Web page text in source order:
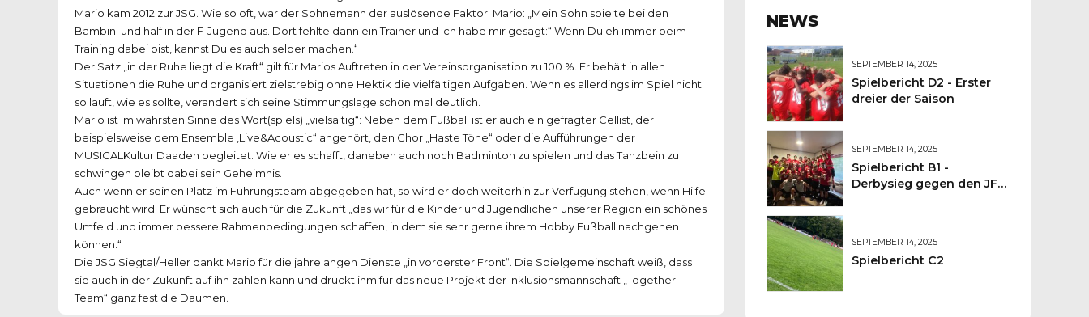
Mario kam 2012 zur JSG. Wie so oft, war der Sohnemann der auslösende Faktor. Mario: „Mein Sohn spielte bei den
Bambini und half in der F-Jugend aus. Dort fehlte dann ein Trainer und ich habe mir gesagt:“ Wenn Du eh immer beim
Training dabei bist, kannst Du es auch selber machen.“
Der Satz „in der Ruhe liegt die Kraft“ gilt für Marios Auftreten in der Vereinsorganisation zu 100 %. Er behält in allen
Situationen die Ruhe und organisiert zielstrebig ohne Hektik die vielfältigen Aufgaben. Wenn es allerdings im Spiel nicht
so läuft, wie es sollte, verändert sich seine Stimmungslage schon mal deutlich.
Mario ist im wahrsten Sinne des Wort(spiels) „vielsaitig“: Neben dem Fußball ist er auch ein gefragter Cellist, der
beispielsweise dem Ensemble ‚Live&Acoustic“ angehört, den Chor „Haste Töne“ oder die Aufführungen der
MUSICALKultur Daaden begleitet. Wie er es schafft, daneben auch noch Badminton zu spielen und das Tanzbein zu
schwingen bleibt dabei sein Geheimnis.
Auch wenn er seinen Platz im Führungsteam abgegeben hat, so wird er doch weiterhin zur Verfügung stehen, wenn Hilfe
gebraucht wird. Er wünscht sich auch für die Zukunft „das wir für die Kinder und Jugendlichen unserer Region ein schönes
Umfeld und immer bessere Rahmenbedingungen schaffen, in dem sie sehr gerne ihrem Hobby Fußball nachgehen
können.“
Die JSG Siegtal/Heller dankt Mario für die jahrelangen Dienste „in vorderster Front“. Die Spielgemeinschaft weiß, dass
sie auch in der Zukunft auf ihn zählen kann und drückt ihm für das neue Projekt der Inklusionsmannschaft „Together-
Team“ ganz fest die Daumen.
NEWS
SEPTEMBER 14, 2025
Spielbericht D2 - Erster
dreier der Saison
SEPTEMBER 14, 2025
Spielbericht B1 -
Derbysieg gegen den JFV
SEPTEMBER 14, 2025
Spielbericht C2